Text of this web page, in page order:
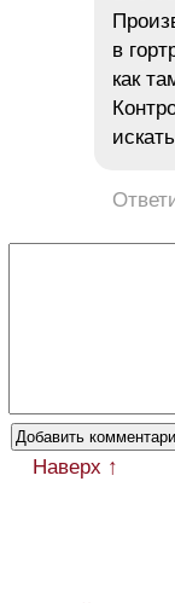
в
как
Наверх ↑